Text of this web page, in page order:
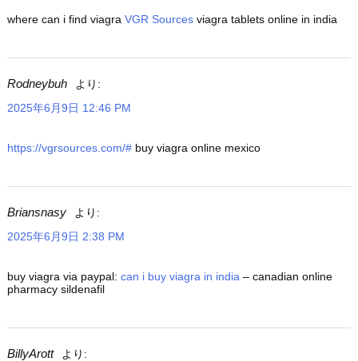
where can i find viagra VGR Sources viagra tablets online in india
Rodneybuh
より:
2025年6月9日 12:46 PM
https://vgrsources.com/# buy viagra online mexico
Briansnasy
より:
2025年6月9日 2:38 PM
buy viagra via paypal: can i buy viagra in india – canadian online
pharmacy sildenafil
BillyArott
より: